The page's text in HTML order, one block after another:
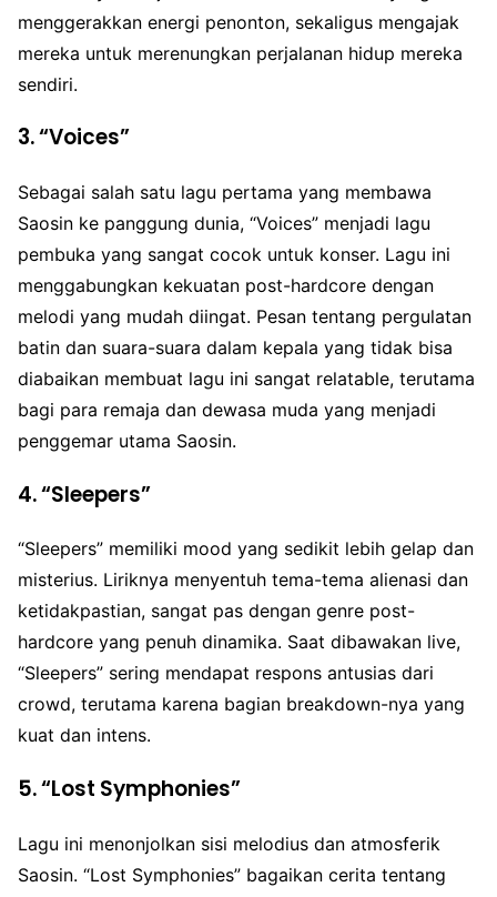
menggerakkan energi penonton, sekaligus mengajak
mereka untuk merenungkan perjalanan hidup mereka
sendiri.
3.“Voices”
Sebagai salah satu lagu pertama yang membawa
Saosin ke panggung dunia, “Voices” menjadi lagu
pembuka yang sangat cocok untuk konser. Lagu ini
menggabungkan kekuatan post-hardcore dengan
melodi yang mudah diingat. Pesan tentang pergulatan
batin dan suara-suara dalam kepala yang tidak bisa
diabaikan membuat lagu ini sangat relatable, terutama
bagi para remaja dan dewasa muda yang menjadi
penggemar utama Saosin.
4.“Sleepers”
“Sleepers” memiliki mood yang sedikit lebih gelap dan
misterius. Liriknya menyentuh tema-tema alienasi dan
ketidakpastian, sangat pas dengan genre post-
hardcore yang penuh dinamika. Saat dibawakan live,
“Sleepers” sering mendapat respons antusias dari
crowd, terutama karena bagian breakdown-nya yang
kuat dan intens.
5.“Lost Symphonies”
Lagu ini menonjolkan sisi melodius dan atmosferik
Saosin. “Lost Symphonies” bagaikan cerita tentang